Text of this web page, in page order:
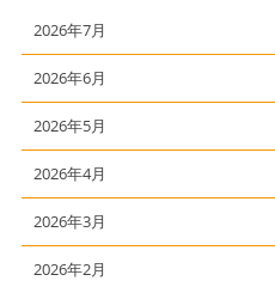
2026年7月
2026年6月
2026年5月
2026年4月
2026年3月
2026年2月